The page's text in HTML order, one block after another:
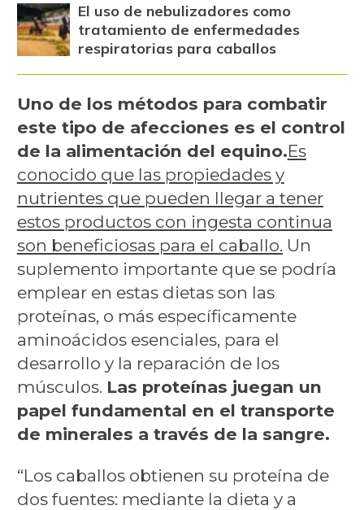
El uso de nebulizadores como
tratamiento de enfermedades
respiratorias para caballos
Uno de los métodos para combatir
este tipo de afecciones es el control
de la alimentación del equino.Es
conocido que las propiedades y
nutrientes que pueden llegar a tener
estos productos con ingesta continua
son beneficiosas para el caballo. Un
suplemento importante que se podría
emplear en estas dietas son las
proteínas, o más específicamente
aminoácidos esenciales, para el
desarrollo y la reparación de los
músculos. Las proteínas juegan un
papel fundamental en el transporte
de minerales a través de la sangre.
“Los caballos obtienen su proteína de
dos fuentes: mediante la dieta y a